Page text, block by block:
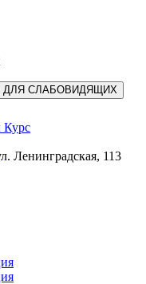
Ленинградская, 113